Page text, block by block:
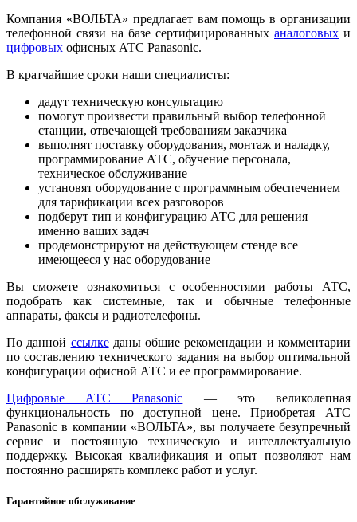
Компания «ВОЛЬТА» предлагает вам помощь в организации
телефонной связи на базе сертифицированных аналоговых и
цифровых офисных АТС Panasonic.
В кратчайшие сроки наши специалисты:
дадут техническую консультацию
помогут произвести правильный выбор телефонной
станции, отвечающей требованиям заказчика
выполнят поставку оборудования, монтаж и наладку,
программирование АТС, обучение персонала,
техническое обслуживание
установят оборудование с программным обеспечением
для тарификации всех разговоров
подберут тип и конфигурацию АТС для решения
именно ваших задач
продемонстрируют на действующем стенде все
имеющееся у нас оборудование
Вы сможете ознакомиться с особенностями работы АТС,
подобрать как системные, так и обычные телефонные
аппараты, факсы и радиотелефоны.
По данной ссылкеданы общие рекомендации и комментарии
по составлению технического задания на выбор оптимальной
конфигурации офисной АТС и ее программирование.
Цифровые АТС Panasonic — это великолепная
функциональность по доступной цене. Приобретая АТС
Panasonic в компании «ВОЛЬТА», вы получаете безупречный
сервис и постоянную техническую и интеллектуальную
поддержку. Высокая квалификация и опыт позволяют нам
постоянно расширять комплекс работ и услуг.
Гарантийное обслуживание